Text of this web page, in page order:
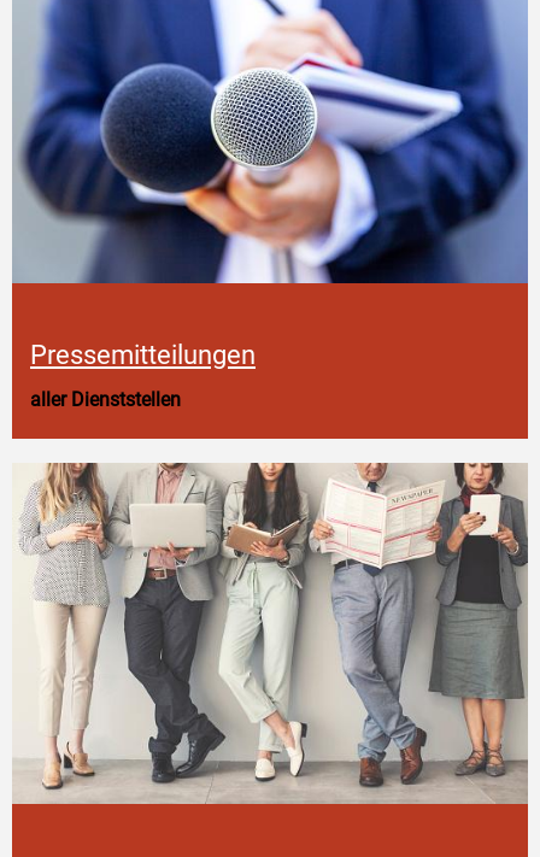
Pressemitteilungen
aller Dienststellen